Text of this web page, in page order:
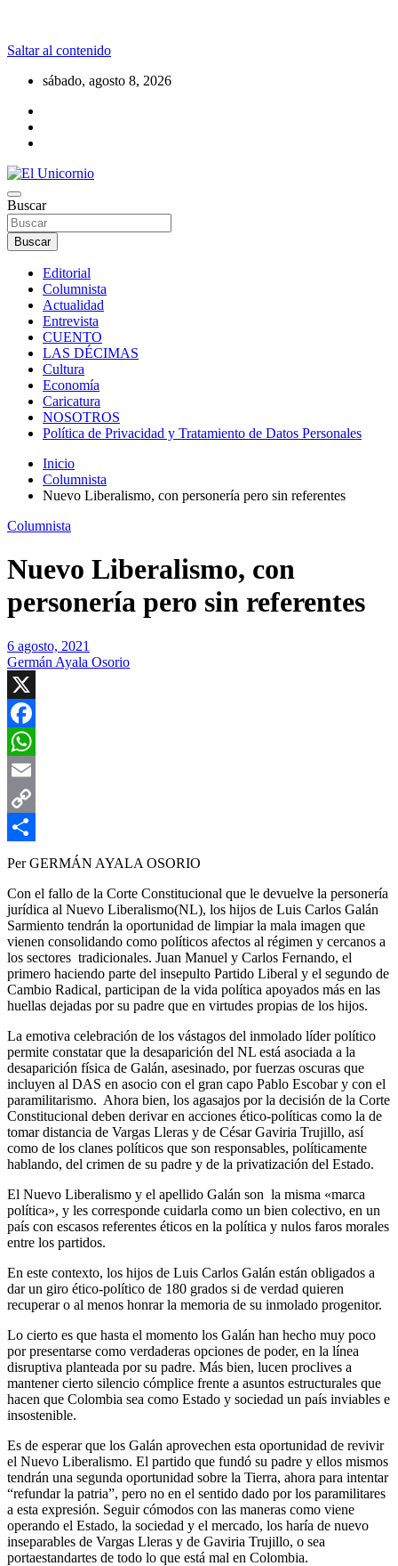
Saltar al contenido
sábado, agosto 8, 2026
El Unicornio
La realidad supera la fantasía
Buscar
Buscar
Editorial
Columnista
Actualidad
Entrevista
CUENTO
LAS DÉCIMAS
Cultura
Economía
Caricatura
NOSOTROS
Política de Privacidad y Tratamiento de Datos Personales
Inicio
Columnista
Nuevo Liberalismo, con personería pero sin referentes
Columnista
Nuevo Liberalismo, con
personería pero sin referentes
6 agosto, 2021
Germán Ayala Osorio
X
Facebook
WhatsApp
Email
Copy
Link
Compartir
Per GERMÁN AYALA OSORIO
Con el fallo de la Corte Constitucional que le devuelve la personería
jurídica al Nuevo Liberalismo(NL), los hijos de Luis Carlos Galán
Sarmiento tendrán la oportunidad de limpiar la mala imagen que
vienen consolidando como políticos afectos al régimen y cercanos a
los sectores tradicionales. Juan Manuel y Carlos Fernando, el
primero haciendo parte del insepulto Partido Liberal y el segundo de
Cambio Radical, participan de la vida política apoyados más en las
huellas dejadas por su padre que en virtudes propias de los hijos.
La emotiva celebración de los vástagos del inmolado líder político
permite constatar que la desaparición del NL está asociada a la
desaparición física de Galán, asesinado, por fuerzas oscuras que
incluyen al DAS en asocio con el gran capo Pablo Escobar y con el
paramilitarismo. Ahora bien, los agasajos por la decisión de la Corte
Constitucional deben derivar en acciones ético-políticas como la de
tomar distancia de Vargas Lleras y de César Gaviria Trujillo, así
como de los clanes políticos que son responsables, políticamente
hablando, del crimen de su padre y de la privatización del Estado.
El Nuevo Liberalismo y el apellido Galán son la misma «marca
política», y les corresponde cuidarla como un bien colectivo, en un
país con escasos referentes éticos en la política y nulos faros morales
entre los partidos.
En este contexto, los hijos de Luis Carlos Galán están obligados a
dar un giro ético-político de 180 grados si de verdad quieren
recuperar o al menos honrar la memoria de su inmolado progenitor.
Lo cierto es que hasta el momento los Galán han hecho muy poco
por presentarse como verdaderas opciones de poder, en la línea
disruptiva planteada por su padre. Más bien, lucen proclives a
mantener cierto silencio cómplice frente a asuntos estructurales que
hacen que Colombia sea como Estado y sociedad un país inviables e
insostenible.
Es de esperar que los Galán aprovechen esta oportunidad de revivir
el Nuevo Liberalismo. El partido que fundó su padre y ellos mismos
tendrán una segunda oportunidad sobre la Tierra, ahora para intentar
“refundar la patria”, pero no en el sentido dado por los paramilitares
a esta expresión. Seguir cómodos con las maneras como viene
operando el Estado, la sociedad y el mercado, los haría de nuevo
inseparables de Vargas Lleras y de Gaviria Trujillo, o sea
portaestandartes de todo lo que está mal en Colombia.